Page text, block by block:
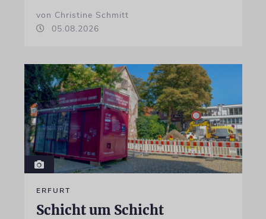
von Christine Schmitt
05.08.2026
ERFURT
Schicht um Schicht